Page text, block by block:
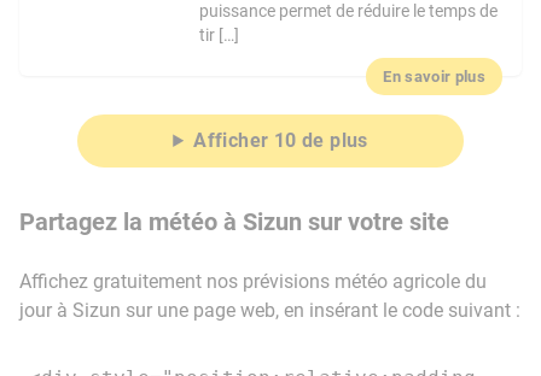
puissance permet de réduire le temps de
tir […]
En savoir plus
Afficher 10 de plus
Partagez la météo à Sizun sur votre site
Affichez gratuitement nos prévisions météo agricole du
jour à Sizun sur une page web, en insérant le code suivant :